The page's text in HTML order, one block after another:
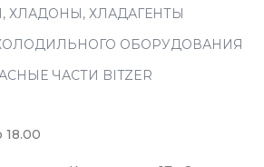
ХЛАДОНЫ, ХЛАДАГЕНТЫ
ОБОРУДОВАНИЯ
ЧАСТИ BITZER
18.00